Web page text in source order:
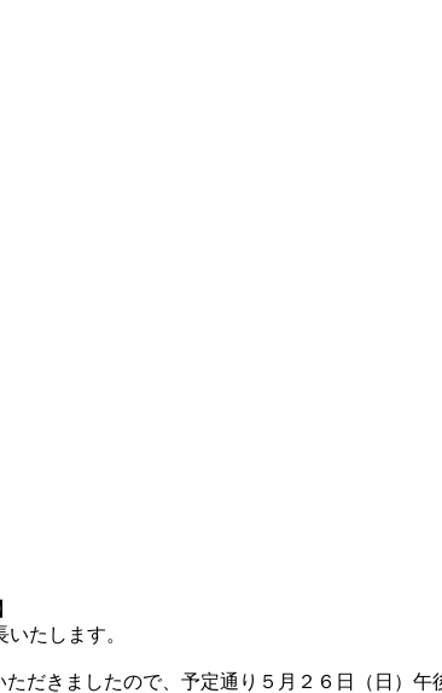
いたします。
だきましたので、予定通り５月２６日（日）午